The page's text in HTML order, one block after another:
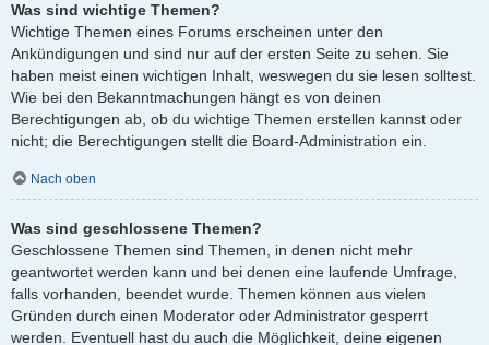
Was sind wichtige Themen?
Wichtige Themen eines Forums erscheinen unter den
Ankündigungen und sind nur auf der ersten Seite zu sehen. Sie
haben meist einen wichtigen Inhalt, weswegen du sie lesen solltest.
Wie bei den Bekanntmachungen hängt es von deinen
Berechtigungen ab, ob du wichtige Themen erstellen kannst oder
nicht; die Berechtigungen stellt die Board-Administration ein.
Nach oben
Was sind geschlossene Themen?
Geschlossene Themen sind Themen, in denen nicht mehr
geantwortet werden kann und bei denen eine laufende Umfrage,
falls vorhanden, beendet wurde. Themen können aus vielen
Gründen durch einen Moderator oder Administrator gesperrt
werden. Eventuell hast du auch die Möglichkeit, deine eigenen